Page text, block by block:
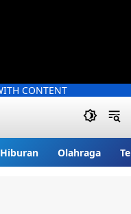
CONTENT
Hiburan Olahraga